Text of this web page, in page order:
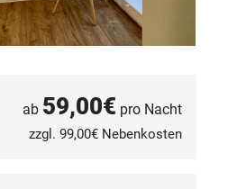
ab 59,00€ pro Nacht
zzgl. 99,00€ Nebenkosten